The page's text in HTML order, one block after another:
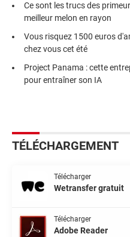
Ce sont les trucs des
meilleur melon en rayon
Vous risquez 1500 euros
chez vous cet été
Project Panama : cette
pour entraîner son IA
TÉLÉCHARGEMENT
Télécharger
Wetransfer gratuit
Télécharger
Adobe Reader